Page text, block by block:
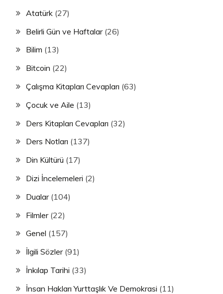
Atatürk (27)
Belirli Gün ve Haftalar(26)
Bilim (13)
Bitcoin (22)
Çalışma Kitapları Cevapları (63)
Çocuk ve Aile (13)
Ders Kitapları Cevapları (32)
Ders Notları (137)
Din Kültürü (17)
Dizi İncelemeleri (2)
Dualar(104)
Filmler(22)
Genel (157)
İlgili Sözler(91)
İnkılap Tarihi (33)
İnsan Hakları Yurttaşlık Ve Demokrasi (11)